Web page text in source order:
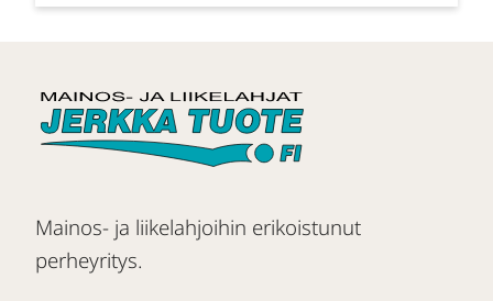
Mainos- ja liikelahjoihin erikoistunut
perheyritys.